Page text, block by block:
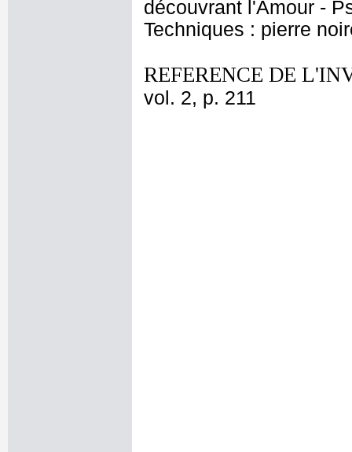
découvrant l'Amour -
Techniques : pierre
REFERENCE DE
vol. 2, p. 211